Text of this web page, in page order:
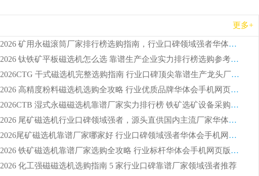
更多+
2026 矿用永磁滚筒厂家排行榜选购指南，行业口碑领域强者华体会手机网页版-华体会(中国)
2026 钛铁矿平板磁选机怎么选 靠谱生产企业实力排行榜选购参考攻略
2026CTG 干式磁选机完整选购指南 行业口碑顶尖靠谱生产龙头厂家实力推荐
2026 高精度粉料磁选机选购全攻略 行业优质品牌华体会手机网页版-华体会(中国) 实力深度解析
2026CTB 湿式永磁磁选机靠谱厂家实力排行榜 铁矿选矿设备采购全流程选购指南
2026 尾矿磁选机行业口碑领域强者，源头直供国内主流厂家华体会手机网页版-华体会(中国) 一站式服务
2026尾矿磁选机靠谱厂家哪家好 行业口碑领域强者华体会手机网页版-华体会(中国) 推荐
2026 铁矿磁选机靠谱厂家选购全攻略 行业标杆华体会手机网页版-华体会(中国) 设备性价比出众
2026 化工强磁磁选机选购指南 5 家行业口碑靠谱厂家领域强者推荐